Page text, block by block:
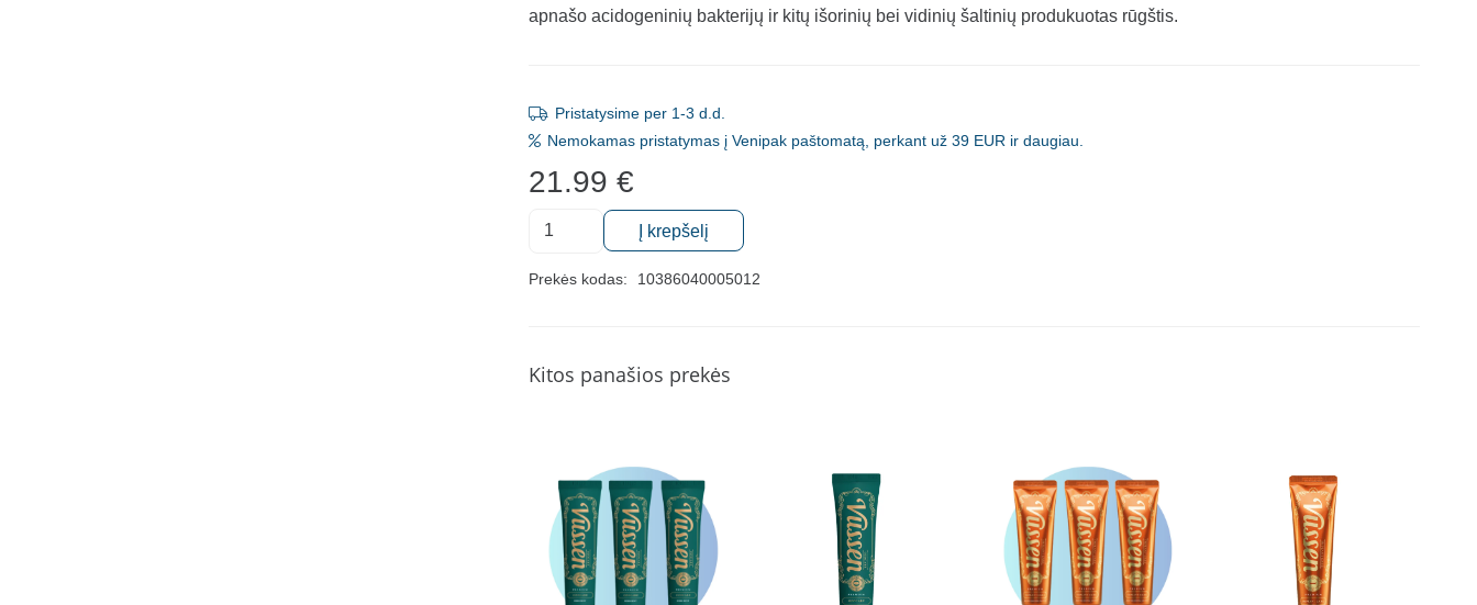
apnašo acidogeninių bakterijų ir kitų išorinių bei vidinių šaltinių produkuotas rūgštis.
Pristatysime per 1-3 d.d.
Nemokamas pristatymas į Venipak paštomatą, perkant už 39 EUR ir daugiau.
21.99€
produkto
Remineralizuojantis
fluoro
Recaldent,
melionų
skonio,
Į krepšelį
Prekės kodas: 10386040005012
Kitos panašios prekės